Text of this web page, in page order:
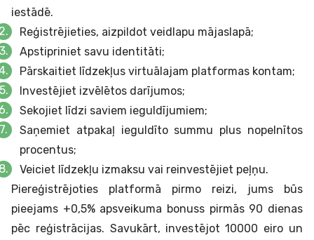
iestādē.
Reģistrējieties, aizpildot veidlapu mājaslapā;
Apstipriniet savu identitāti;
Pārskaitiet līdzekļus virtuālajam platformas kontam;
Investējiet izvēlētos darījumos;
Sekojiet līdzi saviem ieguldījumiem;
Saņemiet atpakaļ ieguldīto summu plus nopelnītos
procentus;
Veiciet līdzekļu izmaksu vai reinvestējiet peļņu.
Piereģistrējoties platformā pirmo reizi, jums būs
pieejams +0,5% apsveikuma bonuss pirmās 90 dienas
pēc reģistrācijas. Savukārt, investējot 10000 eiro un